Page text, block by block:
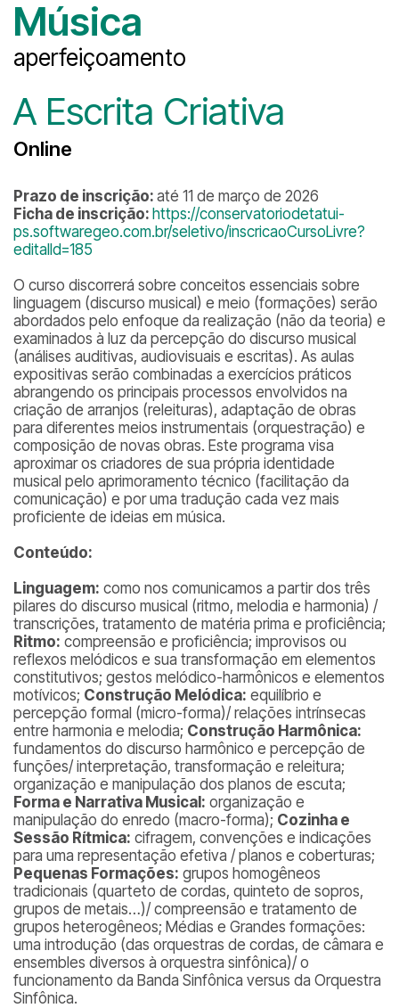
Música
aperfeiçoamento
A Escrita Criativa
Online
Prazo de inscrição: até 11 de março de 2026
Ficha de inscrição: https://conservatoriodetatui-
ps.softwaregeo.com.br/seletivo/inscricaoCursoLivre?
editalId=185
O curso discorrerá sobre conceitos essenciais sobre
linguagem (discurso musical) e meio (formações) serão
abordados pelo enfoque da realização (não da teoria) e
examinados à luz da percepção do discurso musical
(análises auditivas, audiovisuais e escritas). As aulas
expositivas serão combinadas a exercícios práticos
abrangendo os principais processos envolvidos na
criação de arranjos (releituras), adaptação de obras
para diferentes meios instrumentais (orquestração) e
composição de novas obras. Este programa visa
aproximar os criadores de sua própria identidade
musical pelo aprimoramento técnico (facilitação da
comunicação) e por uma tradução cada vez mais
proficiente de ideias em música.
Conteúdo:
Linguagem: como nos comunicamos a partir dos três
pilares do discurso musical (ritmo, melodia e harmonia) /
transcrições, tratamento de matéria prima e proficiência;
Ritmo: compreensão e proficiência; improvisos ou
reflexos melódicos e sua transformação em elementos
constitutivos; gestos melódico-harmônicos e elementos
motívicos; Construção Melódica: equilíbrio e
percepção formal (micro-forma)/ relações intrínsecas
entre harmonia e melodia; Construção Harmônica:
fundamentos do discurso harmônico e percepção de
funções/ interpretação, transformação e releitura;
organização e manipulação dos planos de escuta;
Forma e Narrativa Musical: organização e
manipulação do enredo (macro-forma); Cozinha e
Sessão Rítmica: cifragem, convenções e indicações
para uma representação efetiva / planos e coberturas;
Pequenas Formações: grupos homogêneos
tradicionais (quarteto de cordas, quinteto de sopros,
grupos de metais…)/ compreensão e tratamento de
grupos heterogêneos; Médias e Grandes formações:
uma introdução (das orquestras de cordas, de câmara e
ensembles diversos à orquestra sinfônica)/ o
funcionamento da Banda Sinfônica versus da Orquestra
Sinfônica.